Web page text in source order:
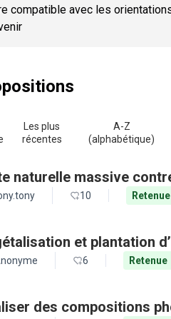
compatible avec les
Les plus
récentes
A-Z
(alphabétique)
naturelle massive
10 Retenue
et plantation
6 Retenue
des compositions